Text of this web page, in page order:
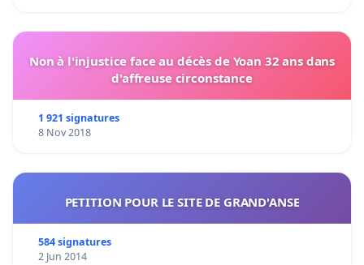
Non à l'injustice face au décès de Yoan 32 ans dans
d'affreuse circonstance
1 921 signatures
8 Nov 2018
PETITION POUR LE SITE DE GRAND'ANSE
584 signatures
2 Jun 2014